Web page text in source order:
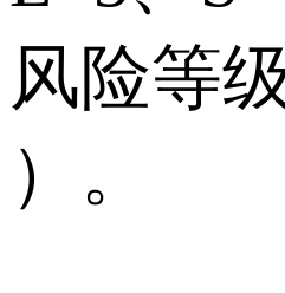
风险等
）。